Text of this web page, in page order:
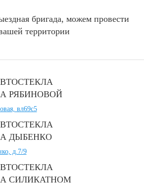
бригада, можем провести
территории
РЯБИНОВОЙ
вл69с5
ДЫБЕНКО
д.7/9
СИЛИКАТНОМ